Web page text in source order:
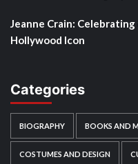
Jeanne Crain:
Hollywood Icon
Categories
BIOGRAPHY BOOKS AND
COSTUMES AND DESIGN